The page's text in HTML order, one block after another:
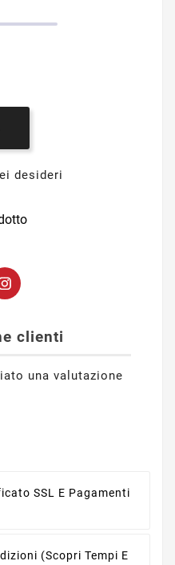
desideri
clienti
una valutazione
SSL E Pagamenti
(scopri Tempi E